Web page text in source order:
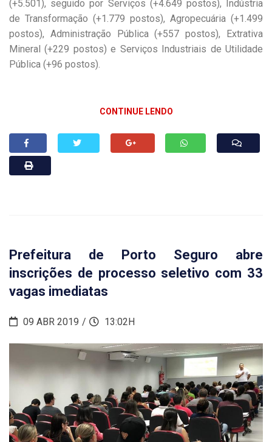
(+5.501), seguido por Serviços (+4.649 postos), Indústria
de Transformação (+1.779 postos), Agropecuária (+1.499
postos), Administração Pública (+557 postos), Extrativa
Mineral (+229 postos) e Serviços Industriais de Utilidade
Pública (+96 postos).­­
CONTINUE LENDO
Prefeitura de Porto Seguro abre
inscrições de processo seletivo com 33
vagas imediatas
09 ABR 2019 13:02H